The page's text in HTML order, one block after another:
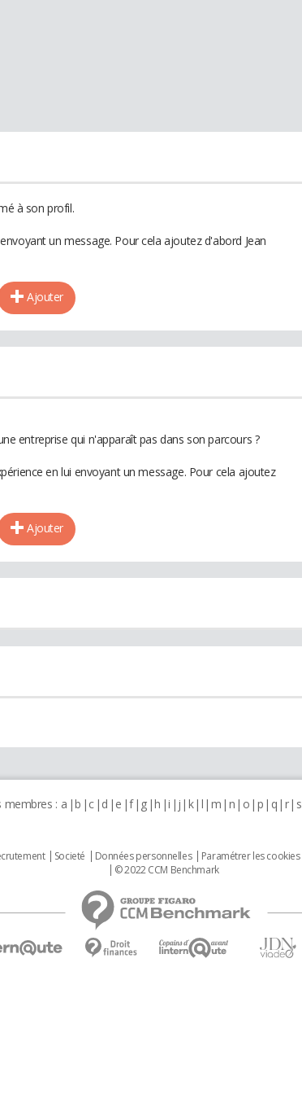
à son profil.
un message. Pour cela ajoutez d'abord Jean
Ajouter
entreprise qui n'apparaît pas dans son parcours ?
en lui envoyant un message. Pour cela ajoutez
Ajouter
membres : a b c d e f g h i j k l m n o p q r s
Societé Données personnelles Paramétrer les cookies
© 2022 CCM Benchmark